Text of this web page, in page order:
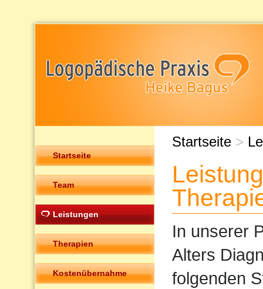
Startseite
Team
Leistungen
Therapien
Kostenübernahme
Startseite >
In unserer
Alters
folgenden